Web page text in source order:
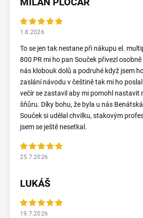
1.8.2026
To se jen tak nestane při nákupu el.
800 PR mi ho pan Souček přivezl
nás klobouk dolů a podruhé když jsem
zaslání návodu v češtině tak mi ho
večír se zastavil aby mi pomohl nastavit
šňůru. Díky bohu, že byla u nás
Souček si udělal chvilku, stakovým
jsem se ještě nesetkal.
25.7.2026
LUKÁŠ
19.7.2026